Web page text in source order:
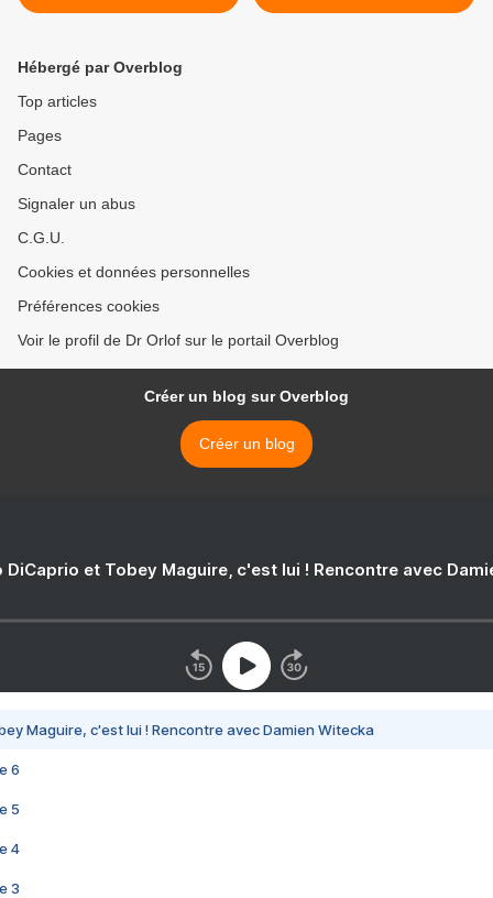
Hébergé par Overblog
Top articles
Pages
Contact
Signaler un abus
C.G.U.
Cookies et données personnelles
Préférences cookies
Voir le profil de Dr Orlof sur le portail Overblog
Créer un blog sur Overblog
Créer un blog
DiCaprio et Tobey Maguire, c'est lui ! Rencontre avec
Maguire, c'est lui ! Rencontre avec Damien Witecka
6
5
4
3